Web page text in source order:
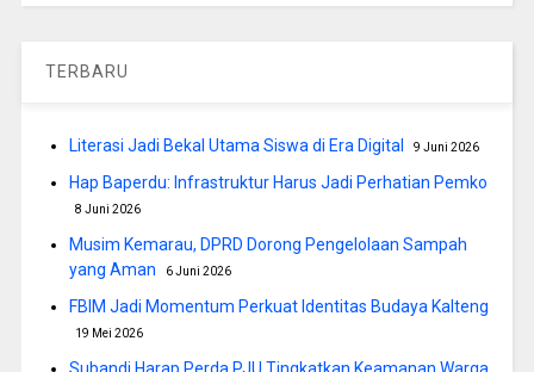
TERBARU
Literasi Jadi Bekal Utama Siswa di Era Digital 9 Juni 2026
Hap Baperdu: Infrastruktur Harus Jadi Perhatian Pemko
8 Juni 2026
Musim Kemarau, DPRD Dorong Pengelolaan Sampah
yang Aman
6 Juni 2026
FBIM Jadi Momentum Perkuat Identitas Budaya Kalteng
19 Mei 2026